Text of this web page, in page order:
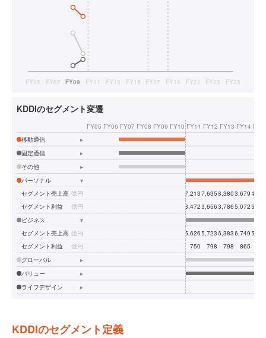
KDDIのセグメント変遷
FY05 FY06 FY07 FY08 FY09 FY10 FY11 FY12 FY13 FY14
移動通信
▸
固定通信
▸
その他
▸
パーソナル
▾
セグメント売上高 億円 27,21327,63528,38033,679
セグメント利益
億円 3,472 3,656 3,786 5,072
ビジネス
▾
セグメント売上高 億円 5,626 5,723 6,383 6,749
セグメント利益
億円 750 798 798 865
グローバル
▸
バリュー
▸
ライフデザイン
▸
KDDIのセグメント定義